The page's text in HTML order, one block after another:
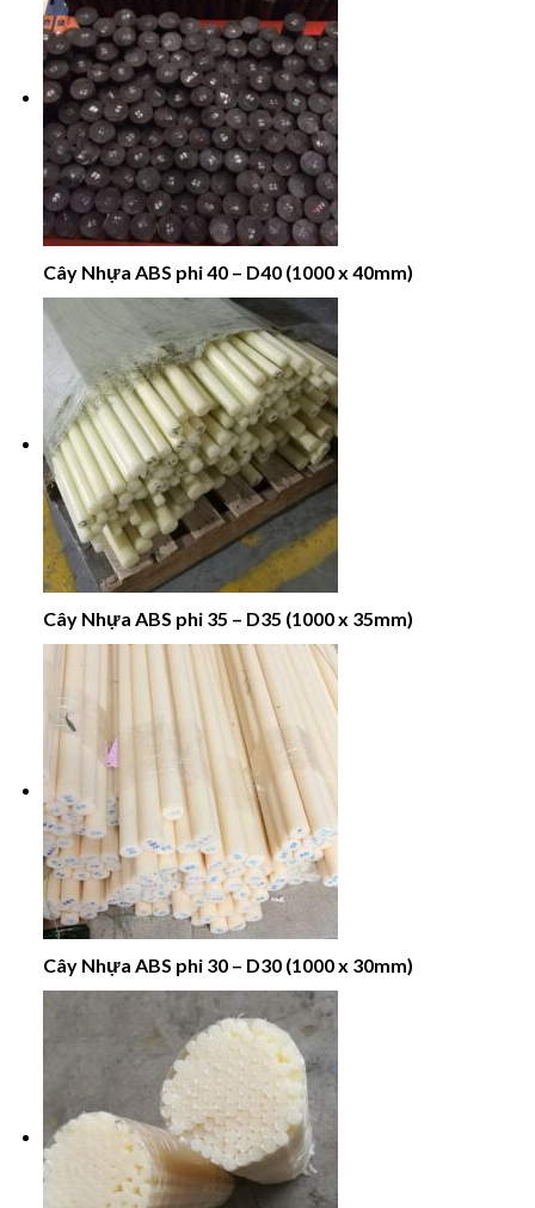
Cây Nhựa ABS phi 40 – D40 (1000 x 40mm)
Cây Nhựa ABS phi 35 – D35 (1000 x 35mm)
Cây Nhựa ABS phi 30 – D30 (1000 x 30mm)